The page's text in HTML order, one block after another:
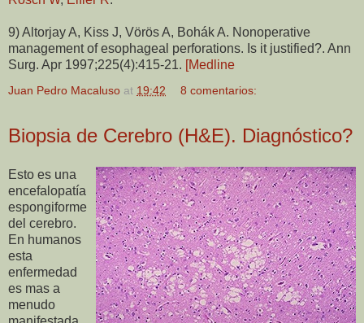
9) Altorjay A, Kiss J, Vörös A, Bohák A. Nonoperative
management of esophageal perforations. Is it justified?. Ann
Surg. Apr 1997;225(4):415-21. [Medline
Juan Pedro Macaluso at 19:42 8 comentarios:
Biopsia de Cerebro (H&E). Diagnóstico?
Esto es una
encefalopatía
espongiforme
del cerebro.
En humanos
esta
enfermedad
es mas a
menudo